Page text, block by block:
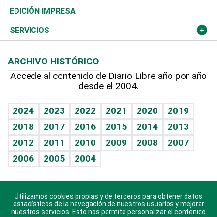
Caribe
Resto del mundo
Global y variable
Economía personal
Novedades
Podcast Arte Libre
Hablando con el pediatra
Vida y familia
Eñe
Celebrando la vida
Sin complejos
En pocas palabras
Escuchando al corazón
Olimpismo
Más deportes
Línea de hit
TBT Deportivo
Noticiero Poteleche
Columnistas
Más firmas
Martes de tecnología
Cambio climático
Deportes
Opinión
Hecho en casa
Guía del dinero
EDICIÓN IMPRESA
SERVICIOS
Cumpleaños
Horóscopos
Crucigramas
ARCHIVO HISTÓRICO
Accede al contenido de Diario Libre año por año
desde el 2004.
2024 2023 2022 2021 2020
2019
2018
2017 2016 2015 2014
2013
2012
2011 2010 2009 2008
2007
2006
2005 2004
Descarga nuestras aplicaciones para Android, iOS y
sistema Huawei.
Utilizamos cookies propias y de terceros para obtener datos
estadísticos de la navegación de nuestros usuarios y mejorar
nuestros servicios. Esto nos permite personalizar el contenido